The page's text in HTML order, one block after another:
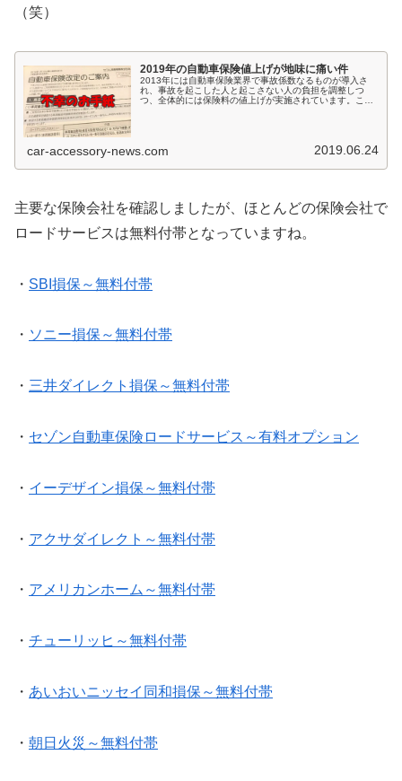
（笑）
2019年の自動車保険値上げが地味に痛い件
2013年には自動車保険業界で事故係数なるものが導入さ
れ、事故を起こした人と起こさない人の負担を調整しつ
つ、全体的には保険料の値上げが実施されています。この
car-accessory-news.com 2019.06.24
主要な保険会社を確認しましたが、ほとんどの保険会社で
ロードサービスは無料付帯となっていますね。
・ SBI損保～無料付帯
・ ソニー損保～無料付帯
・ 三井ダイレクト損保～無料付帯
・ セゾン自動車保険ロードサービス～有料オプション
・ イーデザイン損保～無料付帯
・ アクサダイレクト～無料付帯
・ アメリカンホーム～無料付帯
・ チューリッヒ～無料付帯
・ あいおいニッセイ同和損保～無料付帯
・ 朝日火災～無料付帯